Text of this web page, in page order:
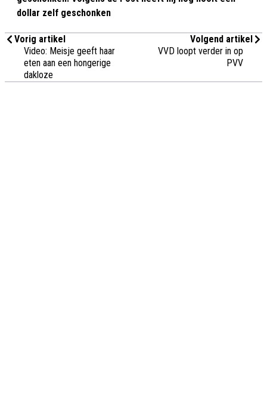
dollar zelf geschonken
Vorig artikel
Video: Meisje geeft haar
eten aan een hongerige
dakloze
Volgend artikel
VVD loopt verder in op
PVV